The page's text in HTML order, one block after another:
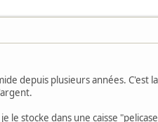
depuis plusieurs années. C'est
le stocke dans une caisse